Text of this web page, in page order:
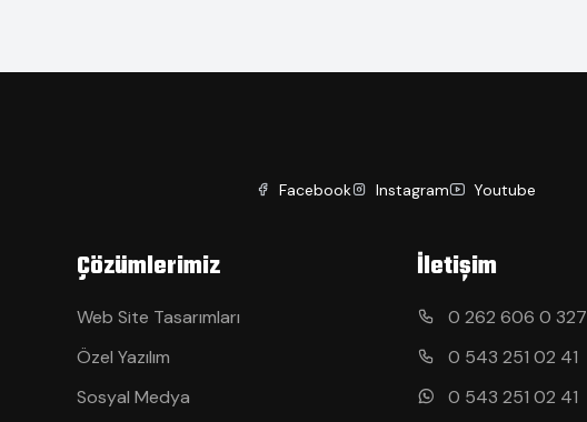
Facebook Instagram Youtube
Çözümlerimiz
Web Site Tasarımları
Özel Yazılım
Sosyal Medya
İletişim
0 262 606 0 327
0 543 251 02 41
0 543 251 02 41